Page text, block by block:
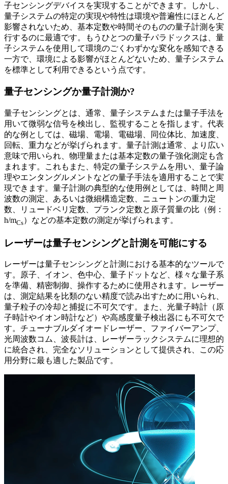
子センシングデバイスを実現することができます。しかし、
量子システムの特定の実現や特性は環境や普遍性にほとんど
影響されないため、基本定数や時間そのものの量子計測を実
行するのに最適です。もうひとつの量子パラドックスは、量
子システムを使用して環境のごくわずかな変化を感知できる
一方で、環境による影響がほとんどないため、量子システム
を標準として利用できるという点です。
量子センシングか量子計測か?
量子センシングとは、通常、量子システムまたは量子手法を
用いて微弱な信号を検出し、監視することを指します。代表
的な例としては、磁場、電場、電磁場、同位体比、加速度、
回転、重力などが挙げられます。量子計測は通常、より広い
意味で用いられ、物理量または基本定数の量子強化測定も含
まれます。これもまた、特定の量子システムを用い、量子論
理やエンタングルメントなどの量子手法を適用することで実
現できます。量子計測の典型的な使用例としては、時間と周
波数の測定、あるいは微細構造定数、ニュートンの重力定
数、リュードベリ定数、プランク定数と原子質量の比（例：
h/mCs）などの基本定数の測定が挙げられます。
レーザーは量子センシングと計測を可能にする
レーザーは量子センシングと計測における基本的なツールで
す。原子、イオン、色中心、量子ドットなど、様々な量子系
を準備、精密制御、操作するために使用されます。レーザー
は、測定結果を比類のない精度で読み出すために用いられ、
量子粒子の冷却と捕捉に不可欠です。また、光量子時計（原
子時計やイオン時計など）や高感度量子検出器にも不可欠で
す。チューナブルダイオードレーザー、ファイバーアンプ、
光周波数コム、波長計は、レーザーラックシステムに理想的
に統合され、完全なソリューションとして提供され、この応
用分野に最も適​​した製品です。